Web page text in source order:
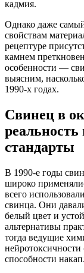
кадмия.
Однако даже
свойствам
рецептуре
камнем
особенности —
выясним,
1990-х годах.
Свинец в
стандарты
В 1990-е годы
широко
всего
свинца. Они
белый цвет и
альтернативы
тогда ведущие
нейротоксичности
способности